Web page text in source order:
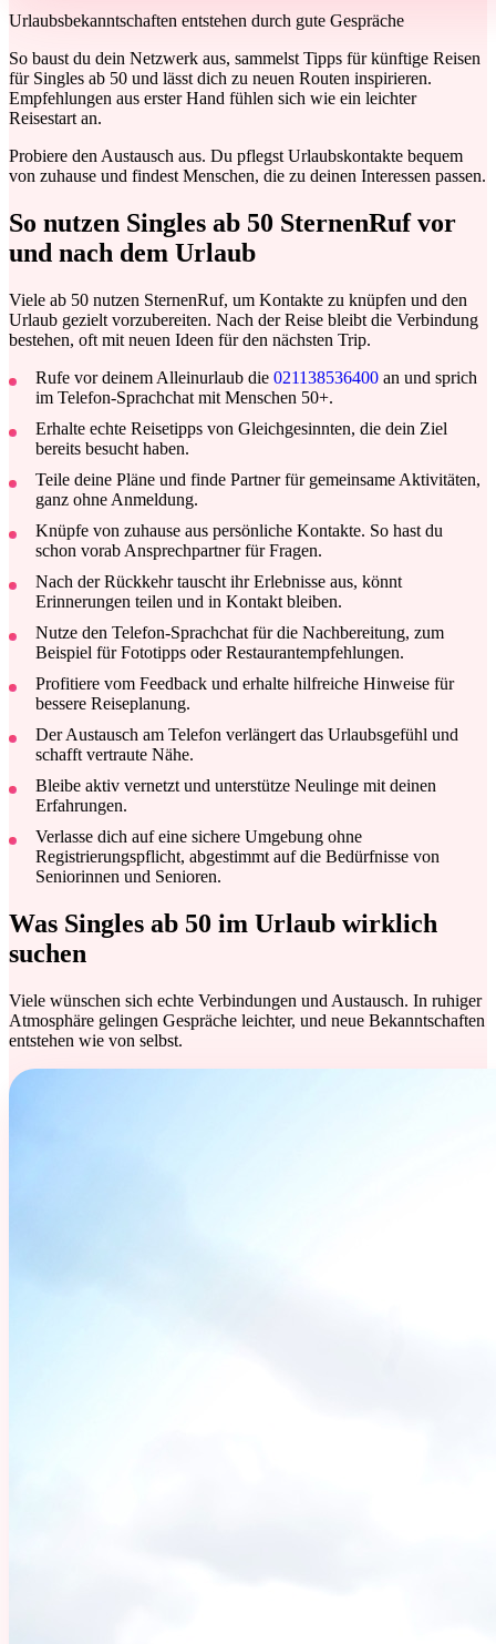
Urlaubsbekanntschaften entstehen durch gute Gespräche
So baust du dein Netzwerk aus, sammelst Tipps für künftige Reisen
für Singles ab 50 und lässt dich zu neuen Routen inspirieren.
Empfehlungen aus erster Hand fühlen sich wie ein leichter
Reisestart an.
Probiere den Austausch aus. Du pflegst Urlaubskontakte bequem
von zuhause und findest Menschen, die zu deinen Interessen passen.
So nutzen Singles ab 50 SternenRuf vor
und nach dem Urlaub
Viele ab 50 nutzen SternenRuf, um Kontakte zu knüpfen und den
Urlaub gezielt vorzubereiten. Nach der Reise bleibt die Verbindung
bestehen, oft mit neuen Ideen für den nächsten Trip.
Rufe vor deinem Alleinurlaub die 021138536400 an und sprich
im Telefon-Sprachchat mit Menschen 50+.
Erhalte echte Reisetipps von Gleichgesinnten, die dein Ziel
bereits besucht haben.
Teile deine Pläne und finde Partner für gemeinsame Aktivitäten,
ganz ohne Anmeldung.
Knüpfe von zuhause aus persönliche Kontakte. So hast du
schon vorab Ansprechpartner für Fragen.
Nach der Rückkehr tauscht ihr Erlebnisse aus, könnt
Erinnerungen teilen und in Kontakt bleiben.
Nutze den Telefon-Sprachchat für die Nachbereitung, zum
Beispiel für Fototipps oder Restaurantempfehlungen.
Profitiere vom Feedback und erhalte hilfreiche Hinweise für
bessere Reiseplanung.
Der Austausch am Telefon verlängert das Urlaubsgefühl und
schafft vertraute Nähe.
Bleibe aktiv vernetzt und unterstütze Neulinge mit deinen
Erfahrungen.
Verlasse dich auf eine sichere Umgebung ohne
Registrierungspflicht, abgestimmt auf die Bedürfnisse von
Seniorinnen und Senioren.
Was Singles ab 50 im Urlaub wirklich
suchen
Viele wünschen sich echte Verbindungen und Austausch. In ruhiger
Atmosphäre gelingen Gespräche leichter, und neue Bekanntschaften
entstehen wie von selbst.